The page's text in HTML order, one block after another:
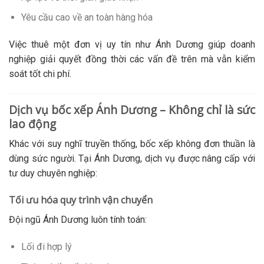
Yêu cầu cao về an toàn hàng hóa
Việc thuê một đơn vị uy tín như Ánh Dương giúp doanh
nghiệp giải quyết đồng thời các vấn đề trên mà vẫn kiểm
soát tốt chi phí.
Dịch vụ bốc xếp Ánh Dương – Không chỉ là sức
lao động
Khác với suy nghĩ truyền thống, bốc xếp không đơn thuần là
dùng sức người. Tại Ánh Dương, dịch vụ được nâng cấp với
tư duy chuyên nghiệp:
Tối ưu hóa quy trình vận chuyển
Đội ngũ Ánh Dương luôn tính toán:
Lối đi hợp lý